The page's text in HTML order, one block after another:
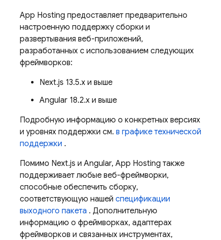
App Hosting предоставляет предварительно
настроенную поддержку сборки и
развертывания веб-приложений,
разработанных с использованием следующих
фреймворков:
Next.js 13.5.x и выше
Angular 18.2.x и выше
Подробную информацию о конкретных версиях
и уровнях поддержки см. в графике технической
поддержки .
Помимо Next.js и Angular, App Hosting также
поддерживает любые веб-фреймворки,
способные обеспечить сборку,
соответствующую нашей спецификации
выходного пакета . Дополнительную
информацию о фреймворках, адаптерах
фреймворков и связанных инструментах,